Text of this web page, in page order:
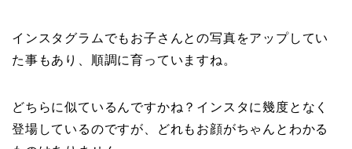
インスタグラムでもお子さんとの写真をアップしてい
た事もあり、順調に育っていますね。
どちらに似ているんですかね？インスタに幾度となく
登場しているのですが、どれもお顔がちゃんとわかる